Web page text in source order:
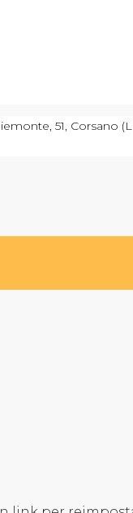
51, Corsano